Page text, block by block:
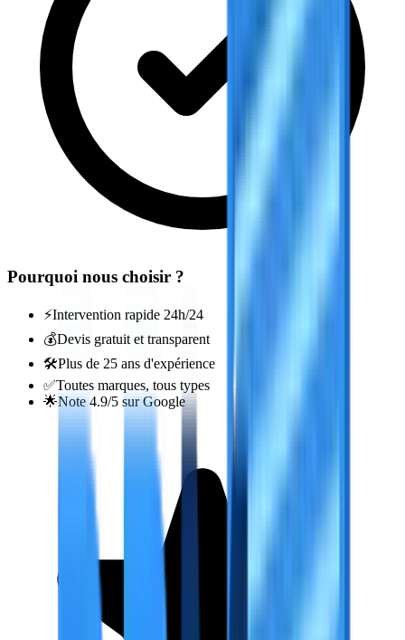
Pourquoi nous choisir ?
⚡Intervention rapide 24h/24
💰Devis gratuit et transparent
🛠️Plus de 25 ans d'expérience
✅Toutes marques, tous types
🌟Note 4.9/5 sur Google